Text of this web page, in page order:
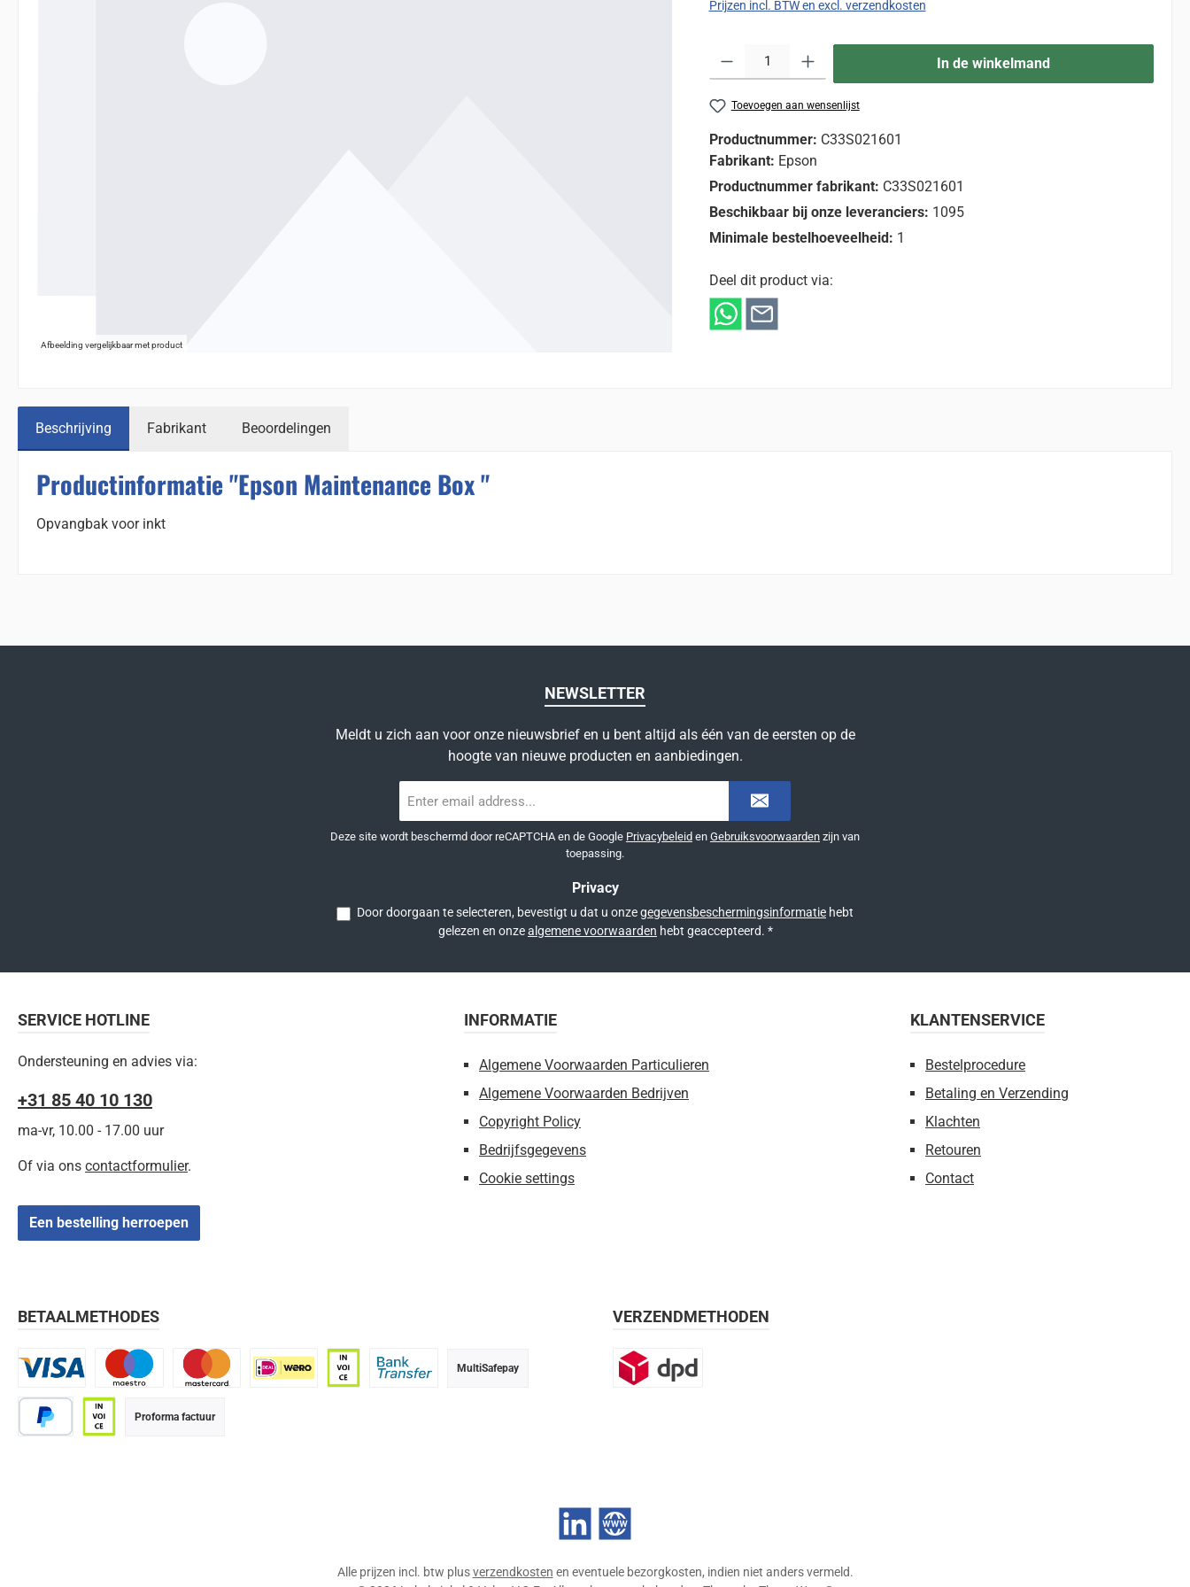
Afbeelding vergelijkbaar met product
Prijzen incl. BTW en excl. verzendkosten
Producthoeveelheid: Voer de gewenste hoeveelheid in of gebruik de knoppen om de
In de winkelmand
Toevoegen aan wensenlijst
Productnummer: C33S021601
Fabrikant: Epson
Productnummer fabrikant: C33S021601
Beschikbaar bij onze leveranciers: 1095
Minimale bestelhoeveelheid: 1
Deel dit product via:
Beschrijving Fabrikant Beoordelingen
Productinformatie "Epson Maintenance Box "
Opvangbak voor inkt
NEWSLETTER
Meldt u zich aan voor onze nieuwsbrief en u bent altijd als één van de eersten op de
hoogte van nieuwe producten en aanbiedingen.
mailadres
Deze site wordt beschermd door reCAPTCHA en de Google Privacybeleid en Gebruiksvoorwaarden zijn van
toepassing.
Privacy
Door doorgaan te selecteren, bevestigt u dat u onzegegevensbeschermingsinformatie hebt
gelezen en onzealgemene voorwaarden hebt geaccepteerd. *
SERVICE HOTLINE
Ondersteuning en advies via:
+31 85 40 10 130
ma-vr, 10.00 - 17.00 uur
Of via ons contactformulier.
Een bestelling herroepen
INFORMATIE
Algemene Voorwaarden Particulieren
Algemene Voorwaarden Bedrijven
Copyright Policy
Bedrijfsgegevens
Cookie settings
KLANTENSERVICE
Bestelprocedure
Betaling en Verzending
Klachten
Retouren
Contact
BETAALMETHODES
MultiSafepay
Proforma factuur
Visa Maestro
VERZENDMETHODEN
LinkedIn Website
Alle prijzen incl. btw plusverzendkosten en eventuele bezorgkosten, indien niet anders vermeld.